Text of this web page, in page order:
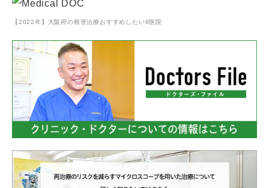
【2022年】大阪府の根管治療おすすめしたい9医院